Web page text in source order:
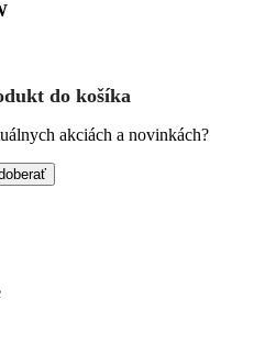
do košíka
akciách a novinkách?